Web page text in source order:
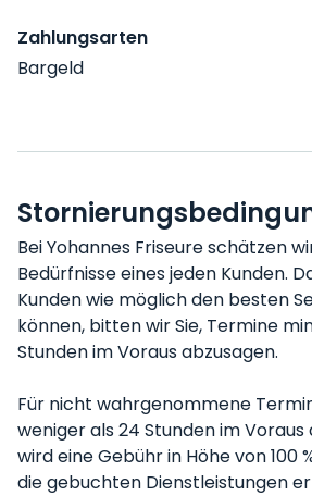
Zahlungsarten
Bargeld
Bei Yohannes Friseure schätzen
Bedürfnisse eines jeden Kunden.
Kunden wie möglich den besten
können, bitten wir Sie, Termine
Stunden im Voraus abzusagen.
Für nicht wahrgenommene
weniger als 24 Stunden im
wird eine Gebühr in Höhe von 100
die gebuchten Dienstleistungen